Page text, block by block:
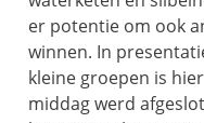
er potentie om ook
winnen. In
kleine groepen is
middag werd